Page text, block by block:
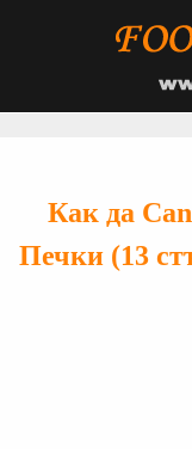
Как да
Печки (13